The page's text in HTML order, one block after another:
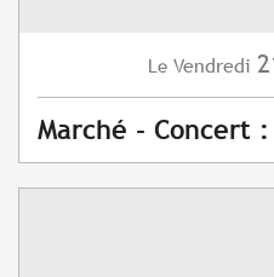
Le Vendredi
Marché - Concert